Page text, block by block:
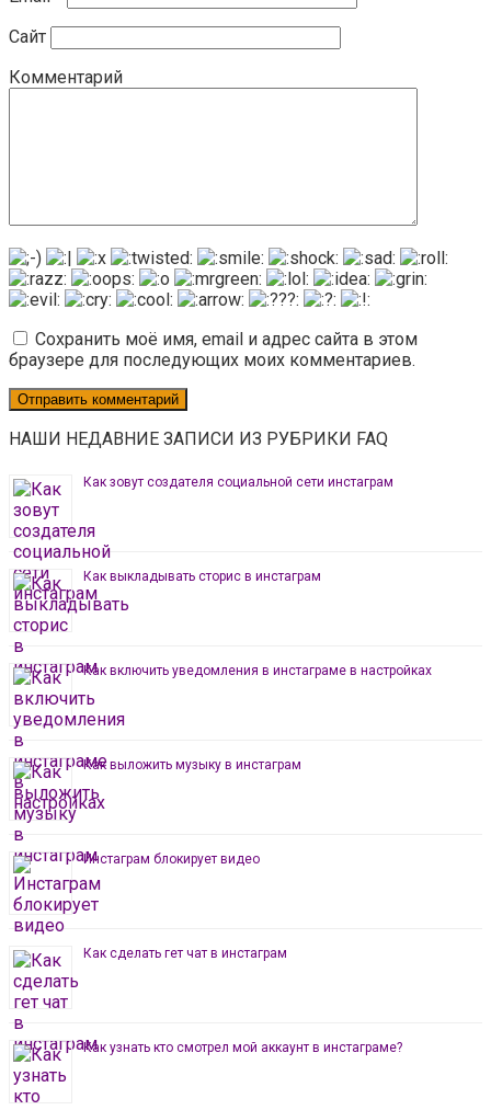
Сайт
Комментарий
Сохранить моё имя, email и адрес сайта в этом
браузере для последующих моих комментариев.
НАШИ НЕДАВНИЕ ЗАПИСИ ИЗ РУБРИКИ FAQ
Как зовут создателя социальной сети инстаграм
Как выкладывать сторис в инстаграм
Как включить уведомления в инстаграме в настройках
Как выложить музыку в инстаграм
Инстаграм блокирует видео
Как сделать гет чат в инстаграм
Как узнать кто смотрел мой аккаунт в инстаграме?